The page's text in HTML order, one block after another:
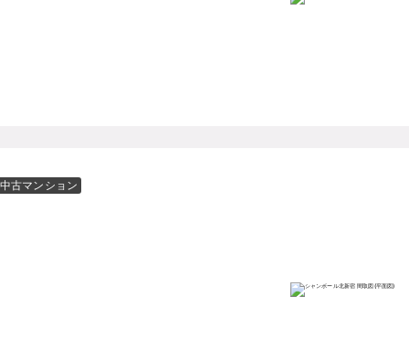
中古マンション